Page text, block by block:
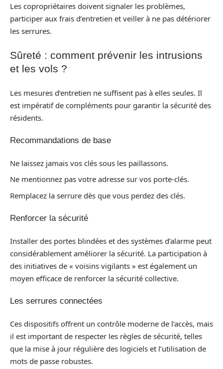
Les copropriétaires doivent signaler les problèmes,
participer aux frais d’entretien et veiller à ne pas détériorer
les serrures.
Sûreté : comment prévenir les intrusions
et les vols ?
Les mesures d’entretien ne suffisent pas à elles seules. Il
est impératif de compléments pour garantir la sécurité des
résidents.
Recommandations de base
Ne laissez jamais vos clés sous les paillassons.
Ne mentionnez pas votre adresse sur vos porte-clés.
Remplacez la serrure dès que vous perdez des clés.
Renforcer la sécurité
Installer des portes blindées et des systèmes d’alarme peut
considérablement améliorer la sécurité. La participation à
des initiatives de « voisins vigilants » est également un
moyen efficace de renforcer la sécurité collective.
Les serrures connectées
Ces dispositifs offrent un contrôle moderne de l’accès, mais
il est important de respecter les règles de sécurité, telles
que la mise à jour régulière des logiciels et l’utilisation de
mots de passe robustes.